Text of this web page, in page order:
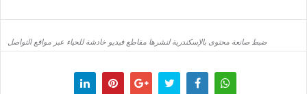
ضبط صانعة محتوى بالإسكندرية لنشرها مقاطع فيديو خادشة للحياء عبر مواقع التواصل